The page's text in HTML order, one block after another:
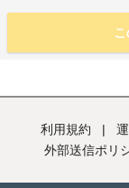
利用規約 |
外部送信ポリ